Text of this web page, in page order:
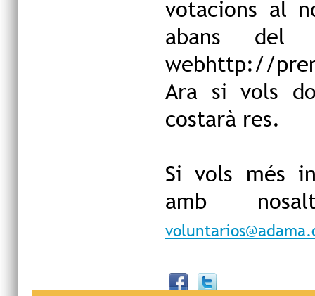
votacions al
abans
webhttp://
Ara si vols
costarà res.
Si vols més
amb